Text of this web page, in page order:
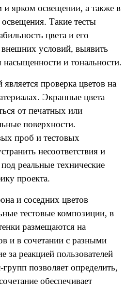
и ярком освещении, а также в
Такие тесты
цвета и его
условий, выявить
и тональности.
проверка цветов на
Экранные цвета
от печатных или
поверхности.
проб и тестовых
несоответствия и
реальные технические
проекта.
и соседних цветов
тестовые композиции, в
размещаются на
и в сочетании с разными
за реакцией пользователей
позволяет определить,
обеспечивает